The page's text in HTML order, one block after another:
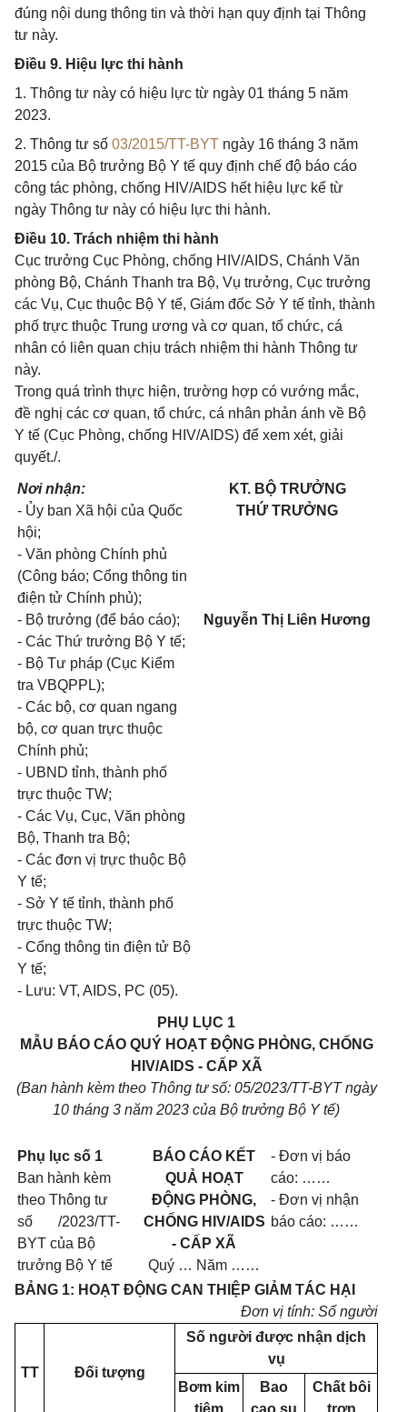
đúng nội dung thông tin và thời hạn quy định tại Thông
tư này.
Điều 9. Hiệu lực thi hành
1. Thông tư này có hiệu lực từ ngày 01 tháng 5 năm
2023.
2. Thông tư số 03/2015/TT-BYT ngày 16 tháng 3 năm
2015 của Bộ trưởng Bộ Y tế quy định chế độ báo cáo
công tác phòng, chống HIV/AIDS hết hiệu lực kể từ
ngày Thông tư này có hiệu lực thi hành.
Điều 10. Trách nhiệm thi hành
Cục trưởng Cục Phòng, chống HIV/AIDS, Chánh Văn
phòng Bộ, Chánh Thanh tra Bộ, Vụ trưởng, Cục trưởng
các Vụ, Cục thuộc Bộ Y tế, Giám đốc Sở Y tế tỉnh, thành
phố trực thuộc Trung ương và cơ quan, tổ chức, cá
nhân có liên quan chịu trách nhiệm thi hành Thông tư
này.
Trong quá trình thực hiện, trường hợp có vướng mắc,
đề nghị các cơ quan, tổ chức, cá nhân phản ánh về Bộ
Y tế (Cục Phòng, chống HIV/AIDS) để xem xét, giải
quyết./.
Nơi nhận:
- Ủy ban Xã hội của Quốc
hội;
- Văn phòng Chính phủ
(Công báo; Cổng thông tin
điện tử Chính phủ);
- Bộ trưởng (để báo cáo);
- Các Thứ trưởng Bộ Y tế;
- Bộ Tư pháp (Cục Kiểm
tra VBQPPL);
- Các bộ, cơ quan ngang
bộ, cơ quan trực thuộc
Chính phủ;
- UBND tỉnh, thành phố
trực thuộc TW;
- Các Vụ, Cục, Văn phòng
Bộ, Thanh tra Bộ;
- Các đơn vị trực thuộc Bộ
Y tế;
- Sở Y tế tỉnh, thành phố
trực thuộc TW;
- Cổng thông tin điện tử Bộ
Y tế;
- Lưu: VT, AIDS, PC (05).
KT. BỘ TRƯỞNG
THỨ TRƯỞNG
Nguyễn Thị Liên Hương
PHỤ LỤC 1
MẪU BÁO CÁO QUÝ HOẠT ĐỘNG PHÒNG, CHỐNG
HIV/AIDS - CẤP XÃ
(Ban hành kèm theo Thông tư số: 05/2023/TT-BYT ngày
10 tháng 3 năm 2023 của Bộ trưởng Bộ Y tế)
Phụ lục số 1
Ban hành kèm
theo Thông tư
số /2023/TT-
BYT của Bộ
trưởng Bộ Y tế
BÁO CÁO KẾT
QUẢ HOẠT
ĐỘNG PHÒNG,
CHỐNG HIV/AIDS
- CẤP XÃ
Quý … Năm ……
- Đơn vị báo
cáo: ……
- Đơn vị nhận
báo cáo: ……
BẢNG 1: HOẠT ĐỘNG CAN THIỆP GIẢM TÁC HẠI
Đơn vị tính: Số người
TT Đối tượng
Số người được nhận dịch
vụ
Bơm kim
tiêm
Bao
cao su
Chất bôi
trơn